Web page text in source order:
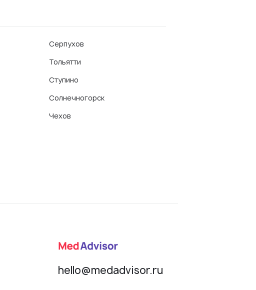
Серпухов
Тольятти
Ступино
Солнечногорск
Чехов
hello@medadvisor.ru